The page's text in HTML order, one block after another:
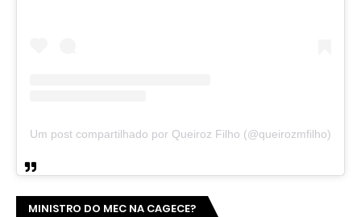
Um post compartilhado por Queiroz Filho (@queirozmfilho)
MINISTRO DO MEC NA CAGECE?